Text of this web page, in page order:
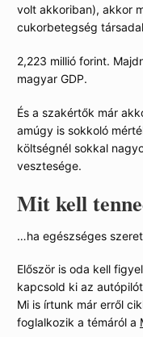
volt akkoriban), akkor
cukorbetegség
2,223 millió forint.
magyar GDP.
És a szakértők már
amúgy is sokkoló
költségnél sokkal
vesztesége.
Mit kell
…ha egészséges
Először is oda kell
kapcsold ki az
Mi is írtunk már erről
foglalkozik a témáról a